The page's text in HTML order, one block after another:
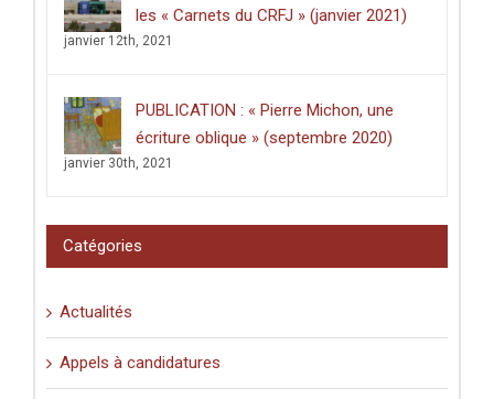
les « Carnets du CRFJ » (janvier 2021)
janvier 12th, 2021
PUBLICATION : « Pierre Michon, une
écriture oblique » (septembre 2020)
janvier 30th, 2021
Catégories
Actualités
Appels à candidatures